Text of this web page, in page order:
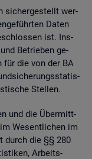
si­cher­ge­stellt wer­
Daten
ist. Ins­
Be­trie­ben ge­
für die von der BA
Stel­len.
und die Über­mitt­
We­sent­li­chen im
durch die §§ 280
Ar­beits­